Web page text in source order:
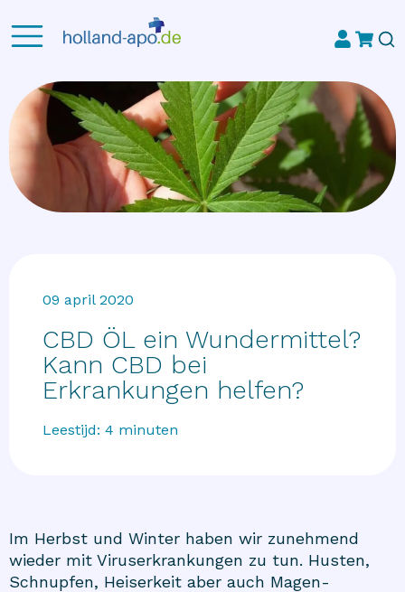
09 april 2020
CBD ÖL ein Wundermittel?
Kann CBD bei
Erkrankungen helfen?
Leestijd:4 minuten
Im Herbst und Winter haben wir zunehmend
wieder mit Viruserkrankungen zu tun. Husten,
Schnupfen, Heiserkeit aber auch Magen-